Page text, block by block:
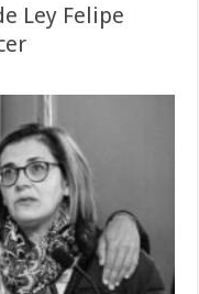
Ley Felipe